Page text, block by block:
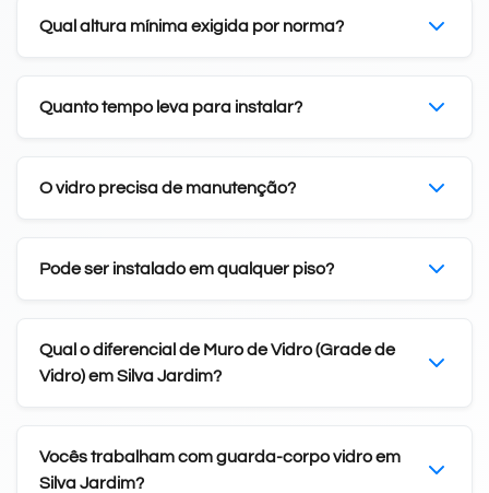
Qual altura mínima exigida por norma?
Quanto tempo leva para instalar?
O vidro precisa de manutenção?
Pode ser instalado em qualquer piso?
Qual o diferencial de Muro de Vidro (Grade de
Vidro) em Silva Jardim?
Vocês trabalham com guarda-corpo vidro em
Silva Jardim?